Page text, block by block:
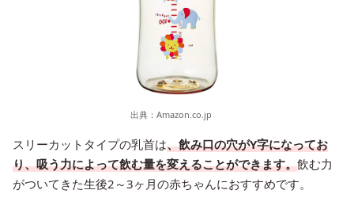
出典： Amazon.co.jp
スリーカットタイプの乳首は、飲み口の穴がY字になってお
り、吸う力によって飲む量を変えることができます。飲む力
がついてきた生後2～3ヶ月の赤ちゃんにおすすめです。